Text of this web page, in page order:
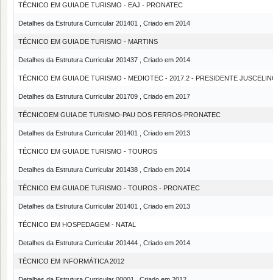
TÉCNICO EM GUIA DE TURISMO - EAJ - PRONATEC
Detalhes da Estrutura Curricular 201401 , Criado em 2014
TÉCNICO EM GUIA DE TURISMO - MARTINS
Detalhes da Estrutura Curricular 201437 , Criado em 2014
TÉCNICO EM GUIA DE TURISMO - MEDIOTEC - 2017.2 - PRESIDENTE
Detalhes da Estrutura Curricular 201709 , Criado em 2017
TÉCNICOEM GUIA DE TURISMO-PAU DOS FERROS-PRONATEC
Detalhes da Estrutura Curricular 201401 , Criado em 2013
TÉCNICO EM GUIA DE TURISMO - TOUROS
Detalhes da Estrutura Curricular 201438 , Criado em 2014
TÉCNICO EM GUIA DE TURISMO - TOUROS - PRONATEC
Detalhes da Estrutura Curricular 201401 , Criado em 2013
TÉCNICO EM HOSPEDAGEM - NATAL
Detalhes da Estrutura Curricular 201444 , Criado em 2014
TÉCNICO EM INFORMÁTICA 2012